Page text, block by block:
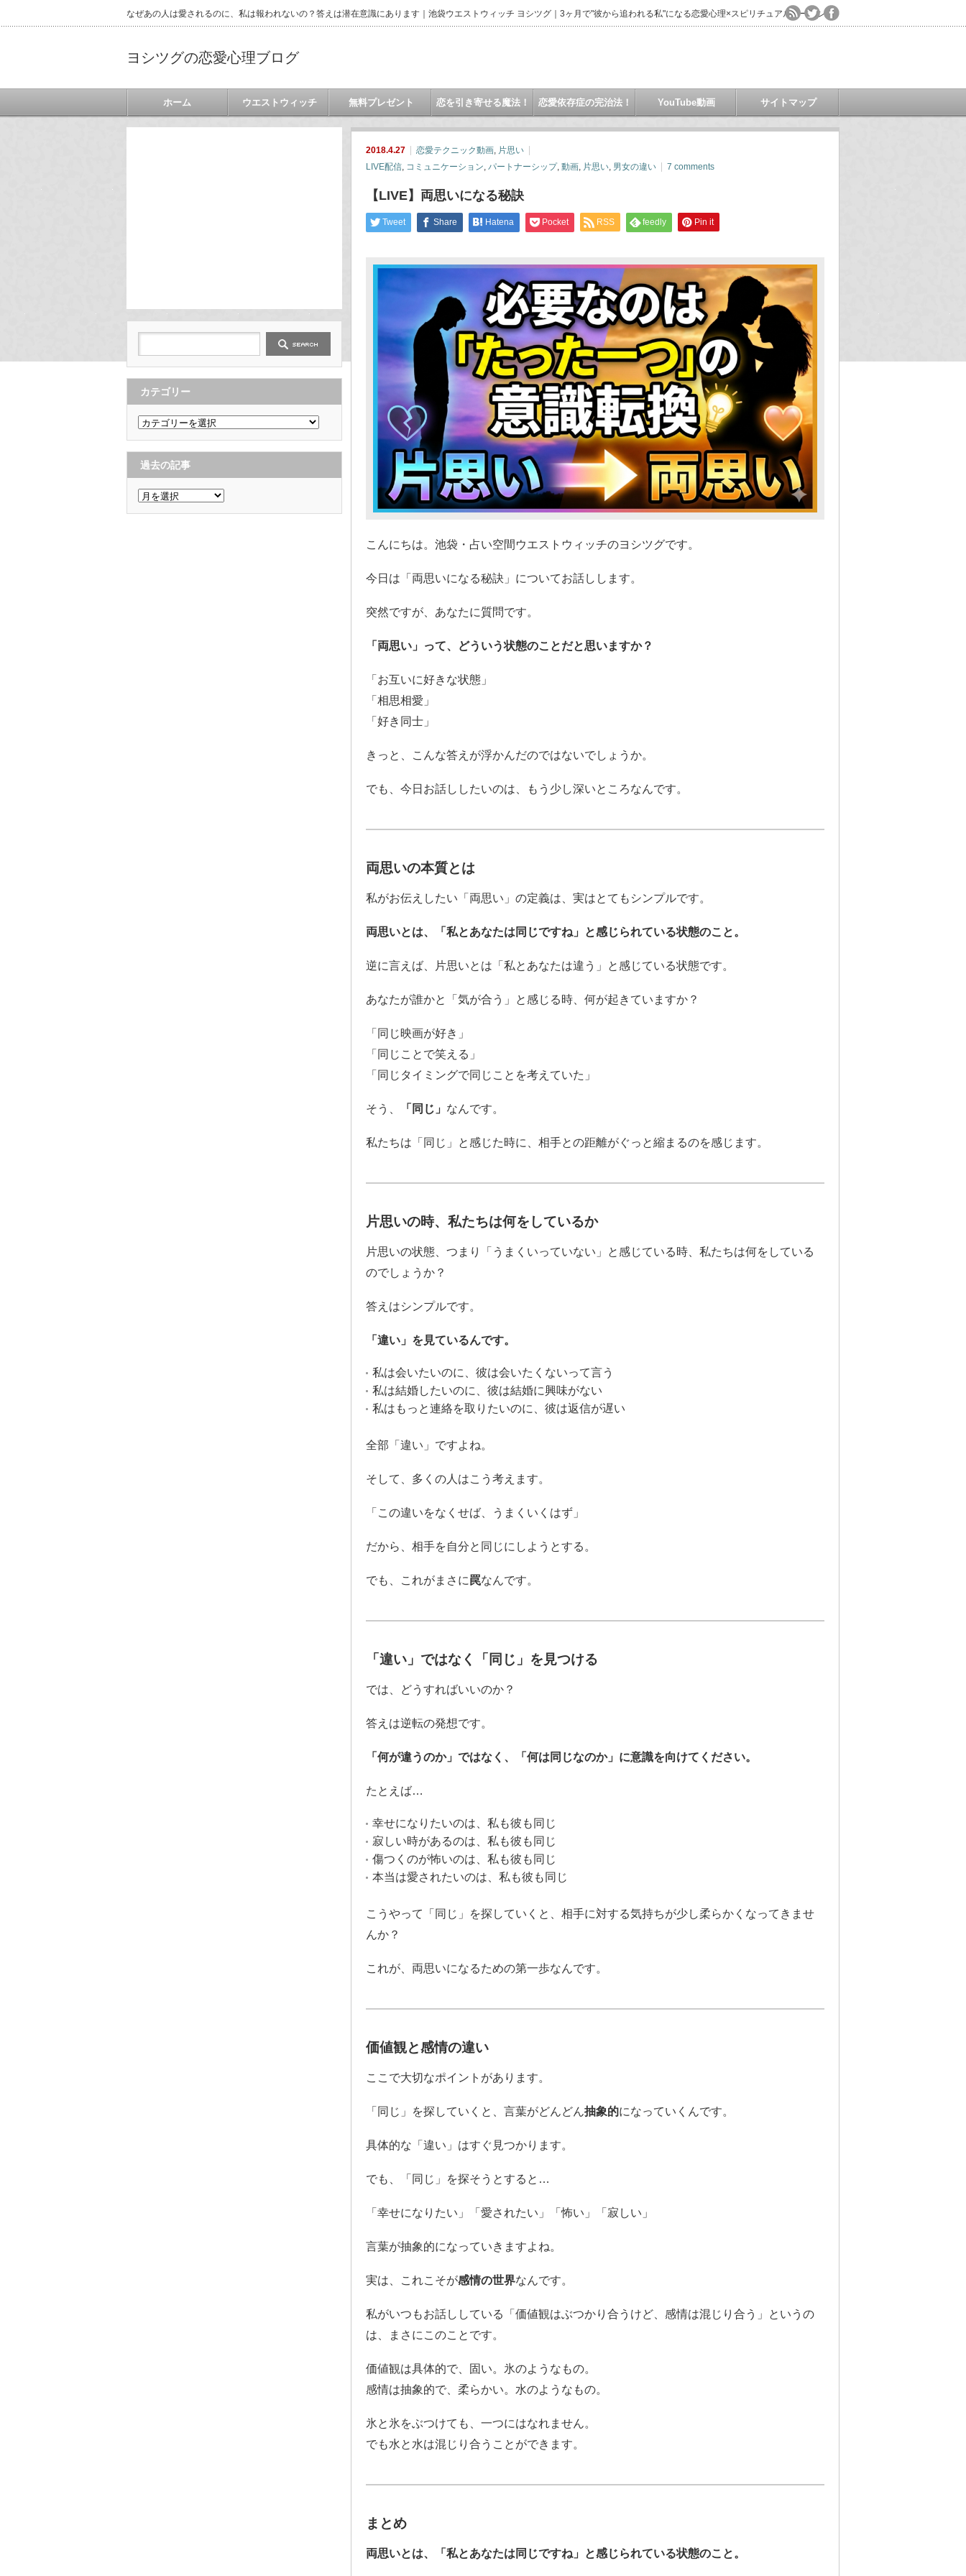
なぜあの人は愛されるのに、私は報われないの？答えは潜在意識にあります｜池袋ウエストウィッチ ヨシツグ｜3ヶ月で"彼から追われる私"になる恋愛心理×スピリチュアルコーチング
ヨシツグの恋愛心理ブログ
ホーム ウエストウィッチ 無料プレゼント 恋を引き寄せる魔法！ 恋愛依存症の完治法！ YouTube動画 サイトマップ
2018.4.27 恋愛テクニック動画, 片思い
LIVE配信, コミュニケーション, パートナーシップ, 動画, 片思い, 男女の違い 7 comments
【LIVE】両思いになる秘訣
Tweet Share Hatena Pocket RSS feedly Pin it
こんにちは。池袋・占い空間ウエストウィッチのヨシツグです。
今日は「両思いになる秘訣」についてお話しします。
突然ですが、あなたに質問です。
「両思い」って、どういう状態のことだと思いますか？
「お互いに好きな状態」
「相思相愛」
「好き同士」
きっと、こんな答えが浮かんだのではないでしょうか。
でも、今日お話ししたいのは、もう少し深いところなんです。
両思いの本質とは
私がお伝えしたい「両思い」の定義は、実はとてもシンプルです。
両思いとは、「私とあなたは同じですね」と感じられている状態のこと。
逆に言えば、片思いとは「私とあなたは違う」と感じている状態です。
あなたが誰かと「気が合う」と感じる時、何が起きていますか？
「同じ映画が好き」
「同じことで笑える」
「同じタイミングで同じことを考えていた」
そう、 「同じ」 なんです。
私たちは「同じ」と感じた時に、相手との距離がぐっと縮まるのを感じます。
片思いの時、私たちは何をしているか
片思いの状態、つまり「うまくいっていない」と感じている時、私たちは何をしている
のでしょうか？
答えはシンプルです。
「違い」を見ているんです。
私は会いたいのに、彼は会いたくないって言う
私は結婚したいのに、彼は結婚に興味がない
私はもっと連絡を取りたいのに、彼は返信が遅い
全部「違い」ですよね。
そして、多くの人はこう考えます。
「この違いをなくせば、うまくいくはず」
だから、相手を自分と同じにしようとする。
でも、これがまさに罠なんです。
「違い」ではなく「同じ」を見つける
では、どうすればいいのか？
答えは逆転の発想です。
「何が違うのか」ではなく、「何は同じなのか」に意識を向けてください。
たとえば…
幸せになりたいのは、私も彼も同じ
寂しい時があるのは、私も彼も同じ
傷つくのが怖いのは、私も彼も同じ
本当は愛されたいのは、私も彼も同じ
こうやって「同じ」を探していくと、相手に対する気持ちが少し柔らかくなってきませ
んか？
これが、両思いになるための第一歩なんです。
価値観と感情の違い
ここで大切なポイントがあります。
「同じ」を探していくと、言葉がどんどん抽象的になっていくんです。
具体的な「違い」はすぐ見つかります。
でも、「同じ」を探そうとすると…
「幸せになりたい」「愛されたい」「怖い」「寂しい」
言葉が抽象的になっていきますよね。
実は、これこそが感情の世界なんです。
私がいつもお話ししている「価値観はぶつかり合うけど、感情は混じり合う」というの
は、まさにこのことです。
価値観は具体的で、固い。氷のようなもの。
感情は抽象的で、柔らかい。水のようなもの。
氷と氷をぶつけても、一つにはなれません。
でも水と水は混じり合うことができます。
まとめ
両思いとは、「私とあなたは同じですね」と感じられている状態のこと。
カテゴリー
カ
テ
ゴ
リ
ー
過去の記事
過
去
の